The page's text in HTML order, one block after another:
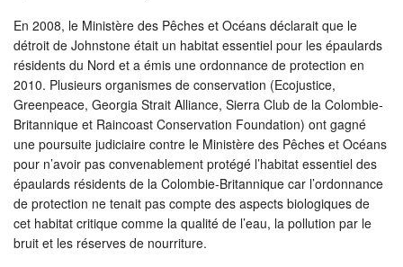
En 2008, le Ministère des Pêches et Océans déclarait que le
détroit de Johnstone était un habitat essentiel pour les épaulards
résidents du Nord et a émis une ordonnance de protection en
2010. Plusieurs organismes de conservation (Ecojustice,
Greenpeace, Georgia Strait Alliance, Sierra Club de la Colombie-
Britannique et Raincoast Conservation Foundation) ont gagné
une poursuite judiciaire contre le Ministère des Pêches et Océans
pour n’avoir pas convenablement protégé l’habitat essentiel des
épaulards résidents de la Colombie-Britannique car l’ordonnance
de protection ne tenait pas compte des aspects biologiques de
cet habitat critique comme la qualité de l’eau, la pollution par le
bruit et les réserves de nourriture.